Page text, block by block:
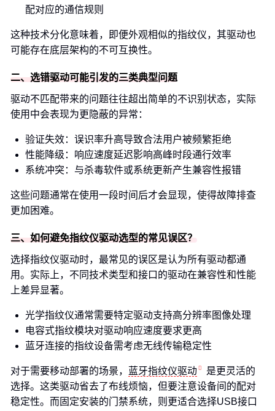
配对应的通信规则
这种技术分化意味着，即便外观相似的指纹仪，其驱动也
可能存在底层架构的不可互换性。
二、选错驱动可能引发的三类典型问题
驱动不匹配带来的问题往往超出简单的不识别状态，实际
使用中会表现为更隐蔽的异常：
验证失效：误识率升高导致合法用户被频繁拒绝
性能降级：响应速度延迟影响高峰时段通行效率
系统冲突：与杀毒软件或系统更新产生兼容性报错
这些问题通常在使用一段时间后才会显现，使得故障排查
更加困难。
三、如何避免指纹仪驱动选型的常见误区？
选择指纹仪驱动时，最常见的误区是认为所有驱动都通
用。实际上，不同技术类型和接口的驱动在兼容性和性能
上差异显著。
光学指纹仪通常需要特定驱动支持高分辨率图像处理
电容式指纹模块对驱动响应速度要求更高
蓝牙连接的指纹设备需考虑无线传输稳定性
对于需要移动部署的场景， 蓝牙指纹仪驱动
是更灵活的
选择。这类驱动省去了布线烦恼，但要注意设备间的配对
稳定性。而固定安装的门禁系统，则更适合选择USB接口